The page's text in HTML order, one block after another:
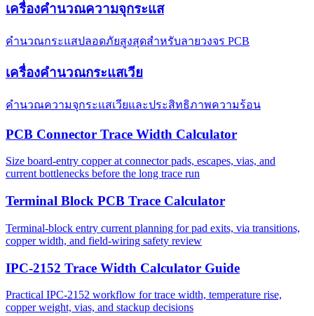
เครื่องคำนวณความจุกระแส
คำนวณกระแสปลอดภัยสูงสุดสำหรับลายวงจร PCB
เครื่องคำนวณกระแสเวีย
คำนวณความจุกระแสเวียและประสิทธิภาพความร้อน
PCB Connector Trace Width Calculator
Size board-entry copper at connector pads, escapes, vias, and
current bottlenecks before the long trace run
Terminal Block PCB Trace Calculator
Terminal-block entry current planning for pad exits, via transitions,
copper width, and field-wiring safety review
IPC-2152 Trace Width Calculator Guide
Practical IPC-2152 workflow for trace width, temperature rise,
copper weight, vias, and stackup decisions